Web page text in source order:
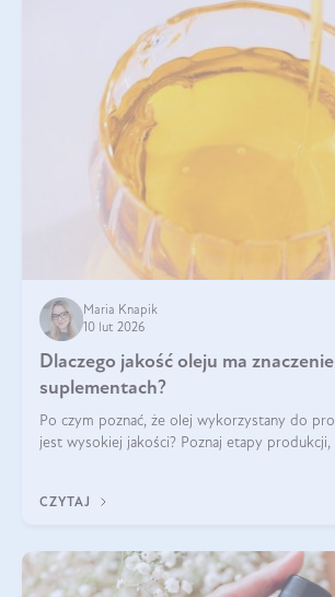
Maria Knapik
10 lut 2026
Dlaczego jakość oleju ma
suplementach?
Po czym poznać, że olej wykorzystany do
jest wysokiej jakości? Poznaj etapy produkcji,
CZYTAJ